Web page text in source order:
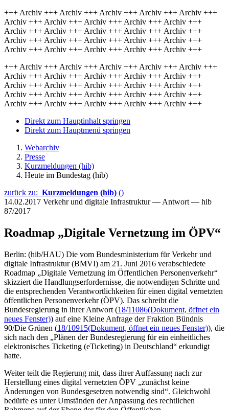
+++ Archiv +++ Archiv +++ Archiv +++ Archiv +++ Archiv +++
Archiv +++ Archiv +++ Archiv +++ Archiv +++ Archiv +++
Archiv +++ Archiv +++ Archiv +++ Archiv +++ Archiv +++
Archiv +++ Archiv +++ Archiv +++ Archiv +++ Archiv +++
Archiv +++ Archiv +++ Archiv +++ Archiv +++ Archiv +++
+++ Archiv +++ Archiv +++ Archiv +++ Archiv +++ Archiv +++
Archiv +++ Archiv +++ Archiv +++ Archiv +++ Archiv +++
Archiv +++ Archiv +++ Archiv +++ Archiv +++ Archiv +++
Archiv +++ Archiv +++ Archiv +++ Archiv +++ Archiv +++
Archiv +++ Archiv +++ Archiv +++ Archiv +++ Archiv +++
Direkt zum Hauptinhalt springen
Direkt zum Hauptmenü springen
Webarchiv
Presse
Kurzmeldungen (hib)
Heute im Bundestag (hib)
zurück zu: Kurzmeldungen (hib) ()
14.02.2017 Verkehr und digitale Infrastruktur — Antwort — hib
87/2017
Roadmap „Digitale Vernetzung im ÖPV“
Berlin: (hib/HAU) Die vom Bundesministerium für Verkehr und
digitale Infrastruktur (BMVI) am 21. Juni 2016 verabschiedete
Roadmap „Digitale Vernetzung im Öffentlichen Personenverkehr“
skizziert die Handlungserfordernisse, die notwendigen Schritte und
die entsprechenden Verantwortlichkeiten für einen digital vernetzten
öffentlichen Personenverkehr (ÖPV). Das schreibt die
Bundesregierung in ihrer Antwort (18/11086(Dokument, öffnet ein
neues Fenster)) auf eine Kleine Anfrage der Fraktion Bündnis
90/Die Grünen (18/10915(Dokument, öffnet ein neues Fenster)), die
sich nach den „Plänen der Bundesregierung für ein einheitliches
elektronisches Ticketing (eTicketing) in Deutschland“ erkundigt
hatte.
Weiter teilt die Regierung mit, dass ihrer Auffassung nach zur
Herstellung eines digital vernetzten ÖPV „zunächst keine
Änderungen von Bundesgesetzen notwendig sind“. Gleichwohl
bedürfe es unter Umständen der Anpassung des rechtlichen